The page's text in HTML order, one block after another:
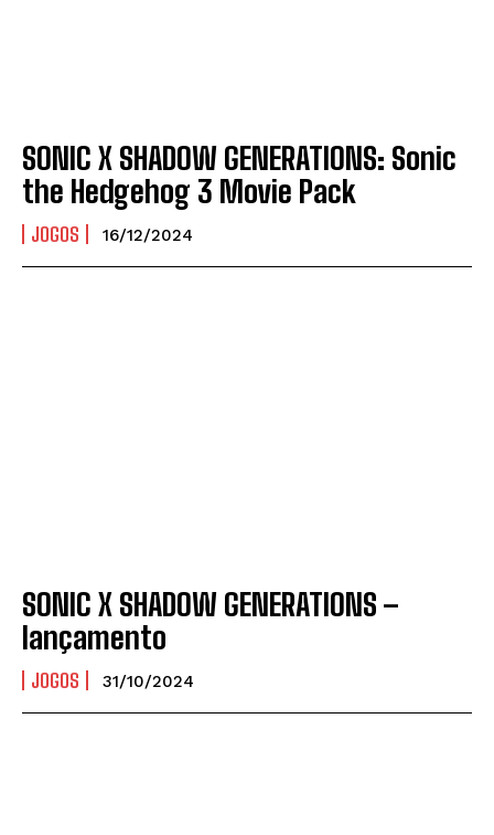
SONIC X SHADOW GENERATIONS: Sonic
the Hedgehog 3 Movie Pack
JOGOS 16/12/2024
SONIC X SHADOW GENERATIONS –
lançamento
JOGOS 31/10/2024